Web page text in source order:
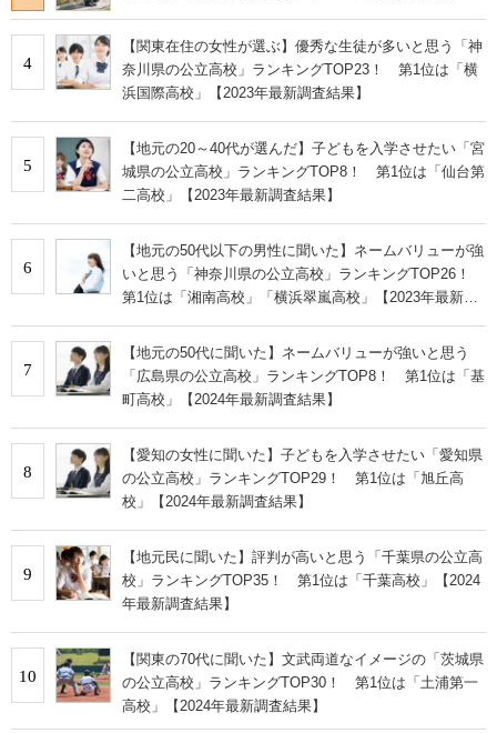
4
【関東在住の女性が選ぶ】優秀な生徒が多いと思う「神
奈川県の公立高校」ランキングTOP23！ 第1位は「横
浜国際高校」【2023年最新調査結果】
5
【地元の20～40代が選んだ】子どもを入学させたい「宮
城県の公立高校」ランキングTOP8！ 第1位は「仙台第
二高校」【2023年最新調査結果】
6
【地元の50代以下の男性に聞いた】ネームバリューが強
いと思う「神奈川県の公立高校」ランキングTOP26！
第1位は「湘南高校」「横浜翠嵐高校」【2023年最新調
7
【地元の50代に聞いた】ネームバリューが強いと思う
「広島県の公立高校」ランキングTOP8！ 第1位は「基
町高校」【2024年最新調査結果】
8
【愛知の女性に聞いた】子どもを入学させたい「愛知県
の公立高校」ランキングTOP29！ 第1位は「旭丘高
校」【2024年最新調査結果】
9
【地元民に聞いた】評判が高いと思う「千葉県の公立高
校」ランキングTOP35！ 第1位は「千葉高校」【2024
年最新調査結果】
10
【関東の70代に聞いた】文武両道なイメージの「茨城県
の公立高校」ランキングTOP30！ 第1位は「土浦第一
高校」【2024年最新調査結果】